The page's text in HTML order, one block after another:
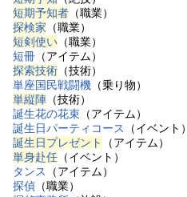
短期予知者 （職業）
探検家 （職業）
短剣使い （職業）
短冊 （アイテム）
探索技術 （技術）
単座国民戦闘機 （乗り物）
単縦陣 （技術）
誕生花の花束 （アイテム）
誕生日パーティコース
（イベント）
誕生日プレゼント
（アイテム）
単身赴任 （イベント）
タンス
（アイテム）
探偵 （職業）